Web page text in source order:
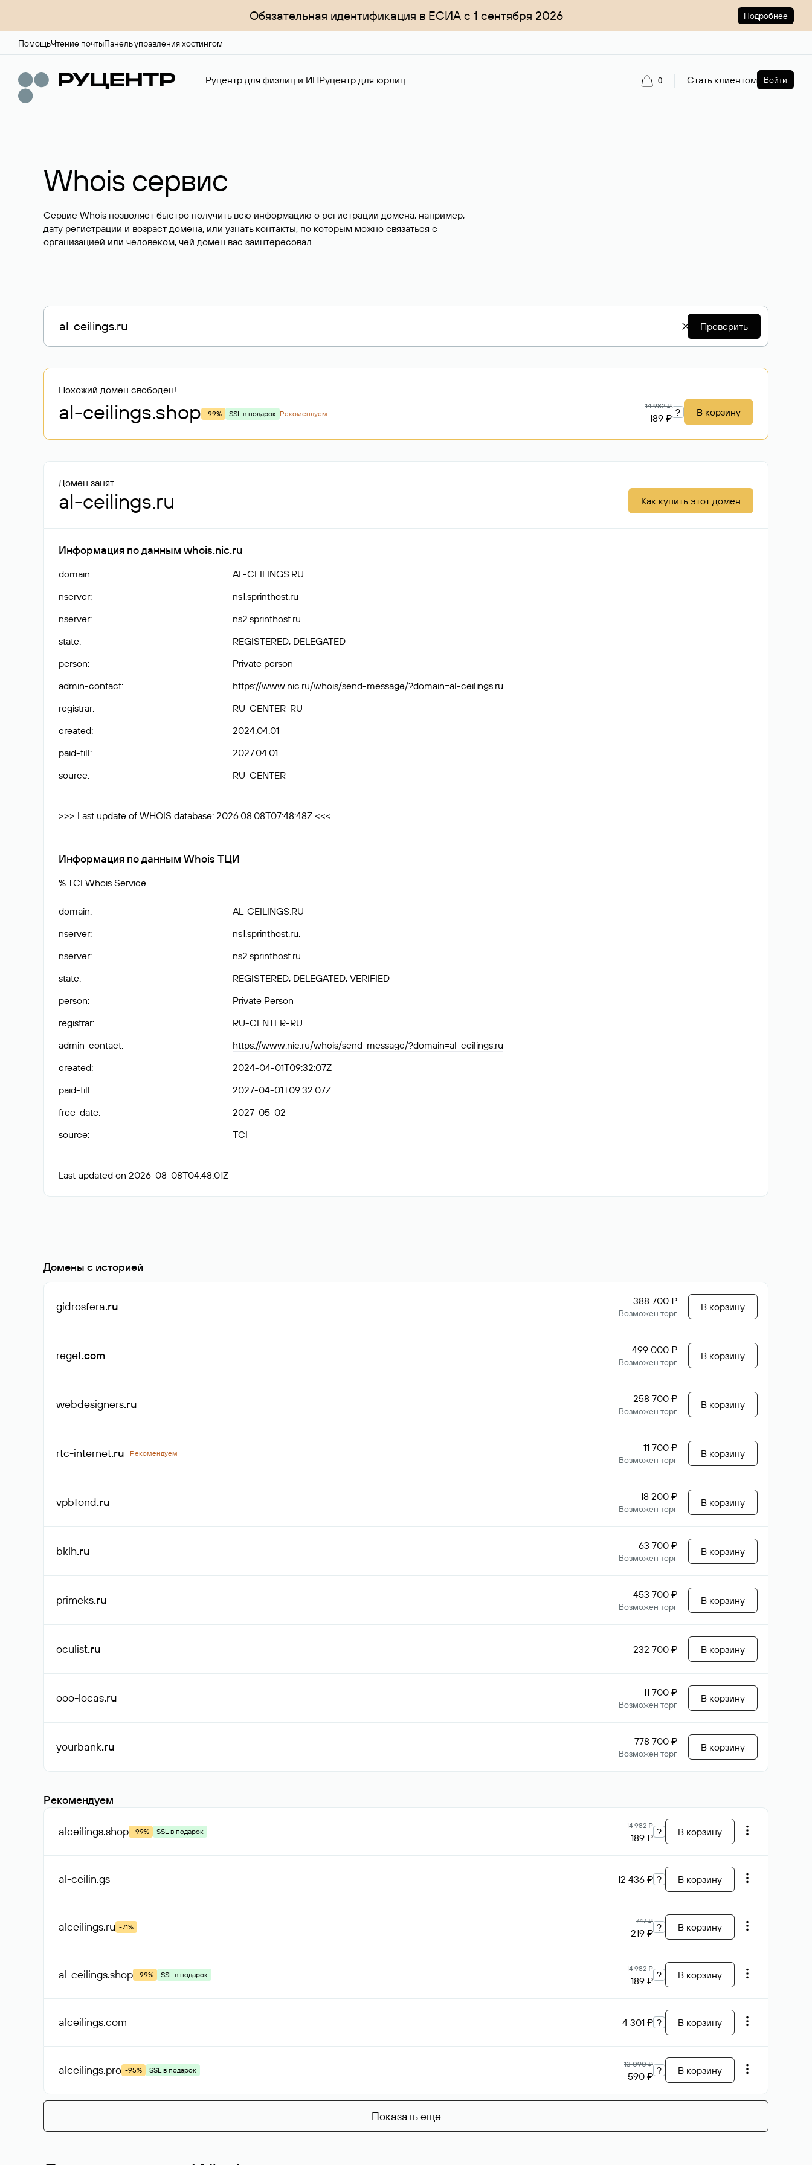
Обязательная идентификация в ЕСИА с 1 сентября 2026 Подробнее
ПомощьЧтение почтыПанель управления хостингом
Руцентр для физлиц и ИПРуцентр для юрлиц 0 Стать клиентом Войти
Whois сервис
Сервис Whois позволяет быстро получить всю информацию о регистрации домена, например,
дату регистрации и возраст домена, или узнать контакты, по которым можно связаться с
организацией или человеком, чей домен вас заинтересовал.
Проверить
Похожий домен свободен!
al-ceilings.shop -99% SSL в подарок Рекомендуем
14 982 ₽
189 ₽ ? В корзину
Домен занят
al-ceilings.ru Как купить этот домен
Информация по данным whois.nic.ru
domain:
AL-CEILINGS.RU
nserver:
ns1.sprinthost.ru
nserver:
ns2.sprinthost.ru
state:
REGISTERED, DELEGATED
person:
Private person
admin-contact:
https://www.nic.ru/whois/send-message/?domain=al-ceilings.ru
registrar:
RU-CENTER-RU
created:
2024.04.01
paid-till:
2027.04.01
source: RU-CENTER
>>> Last update of WHOIS database: 2026.08.08T07:48:48Z <<<
Информация по данным Whois ТЦИ
% TCI Whois Service
domain:
AL-CEILINGS.RU
nserver:
ns1.sprinthost.ru.
nserver:
ns2.sprinthost.ru.
state:
REGISTERED, DELEGATED, VERIFIED
person:
Private Person
registrar:
RU-CENTER-RU
admin-contact:
https://www.nic.ru/whois/send-message/?domain=al-ceilings.ru
created:
2024-04-01T09:32:07Z
paid-till:
2027-04-01T09:32:07Z
free-date:
2027-05-02
source: TCI
Last updated on 2026-08-08T04:48:01Z
Домены с историей
gidrosfera.ru 388 700 ₽
Возможен торг
В корзину
reget.com 499 000 ₽
Возможен торг
В корзину
webdesigners.ru 258 700 ₽
Возможен торг
В корзину
rtc-internet.ru Рекомендуем 11 700 ₽
Возможен торг
В корзину
vpbfond.ru 18 200 ₽
Возможен торг
В корзину
bklh.ru 63 700 ₽
Возможен торг
В корзину
primeks.ru 453 700 ₽
Возможен торг
В корзину
oculist.ru 232 700 ₽ В корзину
ooo-locas.ru 11 700 ₽
Возможен торг
В корзину
yourbank.ru 778 700 ₽
Возможен торг
В корзину
Рекомендуем
alceilings.shop -99% SSL в подарок
14 982 ₽
189 ₽ ? В корзину
al-ceilin.gs 12 436 ₽ ? В корзину
alceilings.ru -71%
747 ₽
219 ₽ ? В корзину
al-ceilings.shop -99% SSL в подарок
14 982 ₽
189 ₽ ? В корзину
alceilings.com 4 301 ₽ ? В корзину
alceilings.pro -95% SSL в подарок
13 090 ₽
590 ₽ ? В корзину
Показать еще